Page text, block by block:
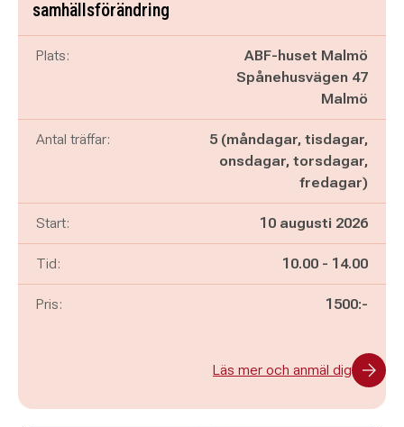
samhällsförändring
Plats:
ABF-huset Malmö
Spånehusvägen 47
Malmö
Antal träffar:
5 (måndagar, tisdagar,
onsdagar, torsdagar,
fredagar)
Start: 10 augusti 2026
Tid: Pågår mellan
10.00 - och
14.00
Pris: 1500:-
Läs mer och anmäl dig